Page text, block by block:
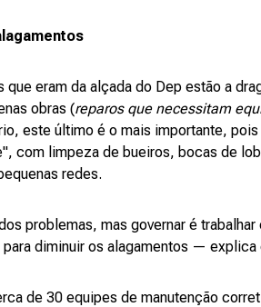
que eram da alçada do Dep estão a
obras (reparos que necessitam
este último é o mais importante,
com limpeza de bueiros, bocas de
redes.
problemas, mas governar é
para diminuir os alagamentos — explica
de 30 equipes de manutenção